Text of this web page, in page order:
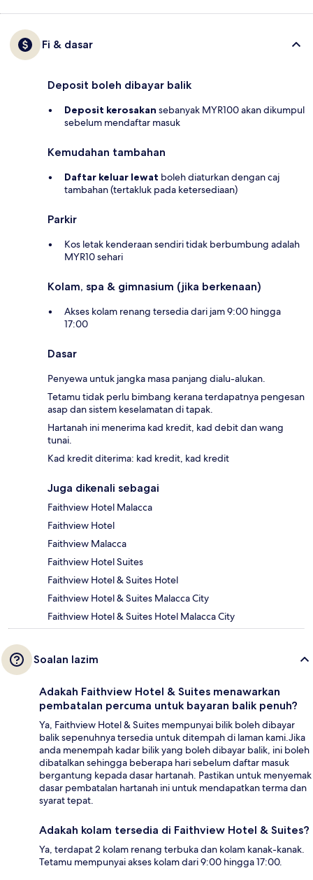
Fi & dasar
Deposit boleh dibayar balik
Deposit kerosakan sebanyak MYR100 akan dikumpul
sebelum mendaftar masuk
Kemudahan tambahan
Daftar keluar lewat boleh diaturkan dengan caj
tambahan (tertakluk pada ketersediaan)
Parkir
Kos letak kenderaan sendiri tidak berbumbung adalah
MYR10 sehari
Kolam, spa & gimnasium (jika berkenaan)
Akses kolam renang tersedia dari jam 9:00 hingga
17:00
Dasar
Penyewa untuk jangka masa panjang dialu-alukan.
Tetamu tidak perlu bimbang kerana terdapatnya pengesan
asap dan sistem keselamatan di tapak.
Hartanah ini menerima kad kredit, kad debit dan wang
tunai.
Kad kredit diterima: kad kredit, kad kredit
Juga dikenali sebagai
Faithview Hotel Malacca
Faithview Hotel
Faithview Malacca
Faithview Hotel Suites
Faithview Hotel & Suites Hotel
Faithview Hotel & Suites Malacca City
Faithview Hotel & Suites Hotel Malacca City
Soalan lazim
Adakah Faithview Hotel & Suites menawarkan
pembatalan percuma untuk bayaran balik penuh?
Ya, Faithview Hotel & Suites mempunyai bilik boleh dibayar
balik sepenuhnya tersedia untuk ditempah di laman kami.Jika
anda menempah kadar bilik yang boleh dibayar balik, ini boleh
dibatalkan sehingga beberapa hari sebelum daftar masuk
bergantung kepada dasar hartanah. Pastikan untuk menyemak
dasar pembatalan hartanah ini untuk mendapatkan terma dan
syarat tepat.
Adakah kolam tersedia di Faithview Hotel & Suites?
Ya, terdapat 2 kolam renang terbuka dan kolam kanak-kanak.
Tetamu mempunyai akses kolam dari 9:00 hingga 17:00.